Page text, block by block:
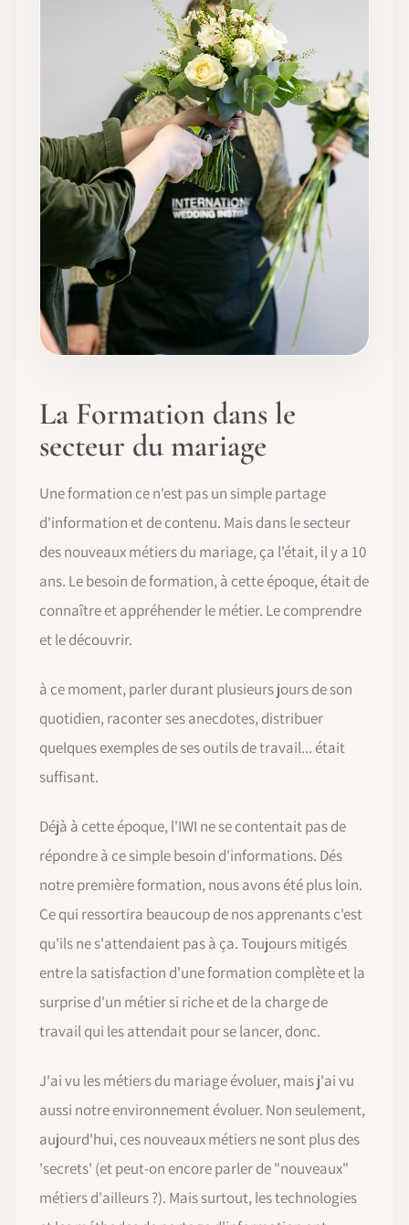
La Formation dans le
secteur du mariage
Une formation ce n'est pas un simple partage
d'information et de contenu. Mais dans le secteur
des nouveaux métiers du mariage, ça l'était, il y a 10
ans. Le besoin de formation, à cette époque, était de
connaître et appréhender le métier. Le comprendre
et le découvrir.
à ce moment, parler durant plusieurs jours de son
quotidien, raconter ses anecdotes, distribuer
quelques exemples de ses outils de travail... était
suffisant.
Déjà à cette époque, l'IWI ne se contentait pas de
répondre à ce simple besoin d'informations. Dés
notre première formation, nous avons été plus loin.
Ce qui ressortira beaucoup de nos apprenants c'est
qu'ils ne s'attendaient pas à ça. Toujours mitigés
entre la satisfaction d'une formation complète et la
surprise d'un métier si riche et de la charge de
travail qui les attendait pour se lancer, donc.
J'ai vu les métiers du mariage évoluer, mais j'ai vu
aussi notre environnement évoluer. Non seulement,
aujourd'hui, ces nouveaux métiers ne sont plus des
'secrets' (et peut-on encore parler de "nouveaux"
métiers d'ailleurs ?). Mais surtout, les technologies